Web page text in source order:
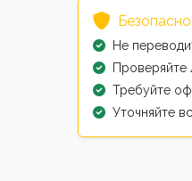
Не
Проверяйте
Требуйте
Уточняйте